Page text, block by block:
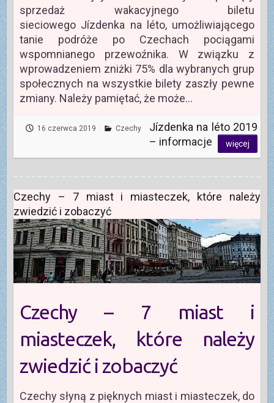
sprzedaż wakacyjnego biletu
sieciowego Jízdenka na léto, umożliwiającego
tanie podróże po Czechach pociągami
wspomnianego przewoźnika. W związku z
wprowadzeniem zniżki 75% dla wybranych grup
społecznych na wszystkie bilety zaszły pewne
zmiany. Należy pamiętać, że może…
16 czerwca 2019 Czechy
Jízdenka na léto 2019
– informacje
więcej
Czechy – 7 miast i miasteczek, które należy
zwiedzić i zobaczyć
Czechy – 7 miast i
miasteczek, które należy
zwiedzić i zobaczyć
Czechy słyną z pięknych miast i miasteczek, do